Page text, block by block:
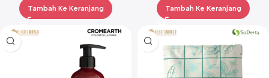
Tambah Ke Keranjang Tambah Ke Keranjang